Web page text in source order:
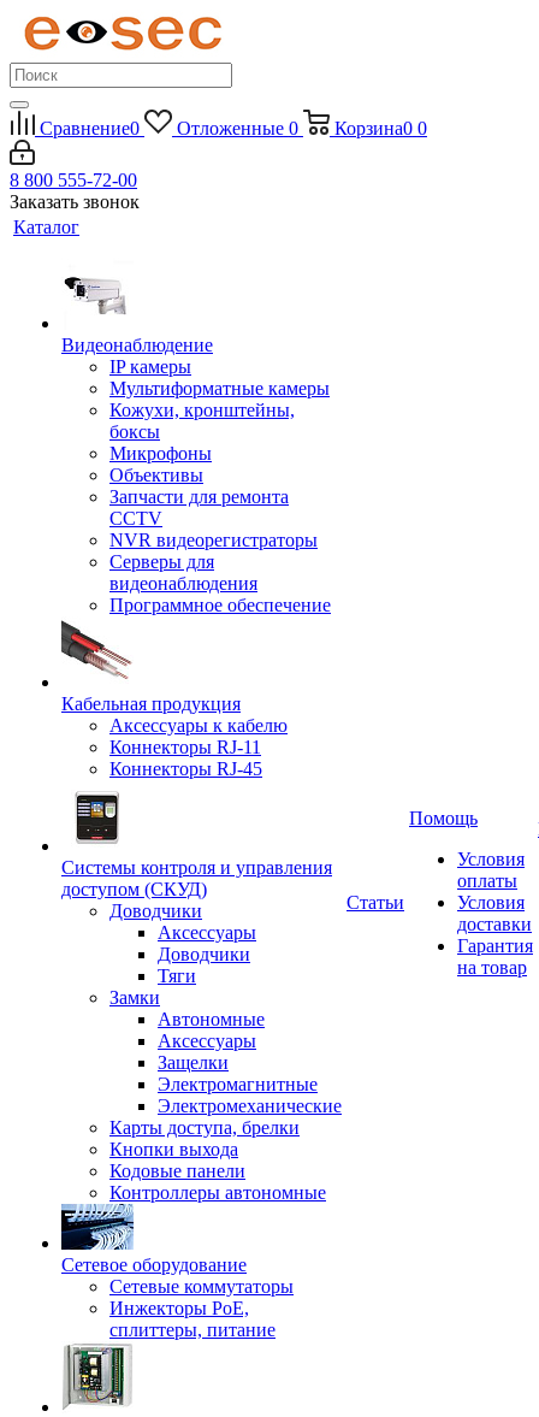
Сравнение0 Отложенные 0 Корзина0 0
8 800 555-72-00
Заказать звонок
Каталог
Видеонаблюдение
IP камеры
Мультиформатные камеры
Кожухи, кронштейны,
боксы
Микрофоны
Объективы
Запчасти для ремонта
CCTV
NVR видеорегистраторы
Серверы для
видеонаблюдения
Программное обеспечение
Кабельная продукция
Аксессуары к кабелю
Коннекторы RJ-11
Коннекторы RJ-45
Системы контроля и управления
доступом (СКУД)
Доводчики
Аксессуары
Доводчики
Тяги
Замки
Автономные
Аксессуары
Защелки
Электромагнитные
Электромеханические
Карты доступа, брелки
Кнопки выхода
Кодовые панели
Контроллеры автономные
Сетевое оборудование
Сетевые коммутаторы
Инжекторы РоЕ,
сплиттеры, питание
Статьи
Помощь
Условия
оплаты
Условия
доставки
Гарантия
на товар